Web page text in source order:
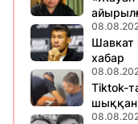
Шавкат
хабар
Tiktok-
шыққан